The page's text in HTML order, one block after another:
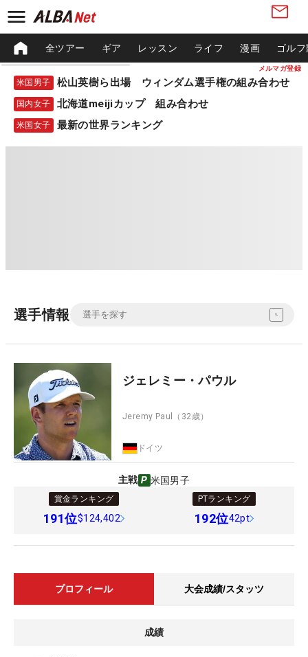
メルマガ登録
全ツアー ギア レッスン ライフ 漫画 ゴル
米国男子 松山英樹ら出場 ウィンダム選手権の組み合わせ
国内女子 北海道meijiカップ 組み合わせ
米国女子 最新の世界ランキング
選手情報
ジェレミー・パウル
Jeremy Paul （32歳）
ドイツ
主戦 米国男子
賞金ランキング
191位$124,402
PTランキング
192位42pt
プロフィール 大会成績/スタッツ
成績